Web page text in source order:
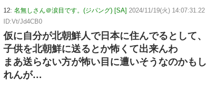
12: 名無しさん＠涙目です。(ジパング) [SA] 2024/11/19(火) 14:07:31.22
ID:Vt/Jd4CB0
仮に自分が北朝鮮人で日本に住んでるとして、
子供を北朝鮮に送るとか怖くて出来んわ
まあ送らない方が怖い目に遭いそうなのかもし
れんが…